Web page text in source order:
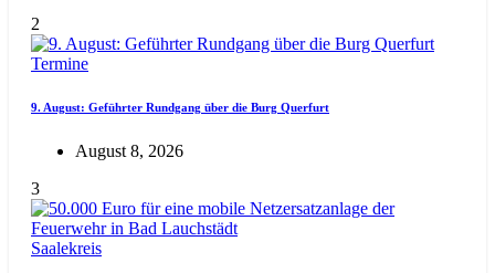
2
Termine
9. August: Geführter Rundgang über die Burg Querfurt
August 8, 2026
3
Saalekreis